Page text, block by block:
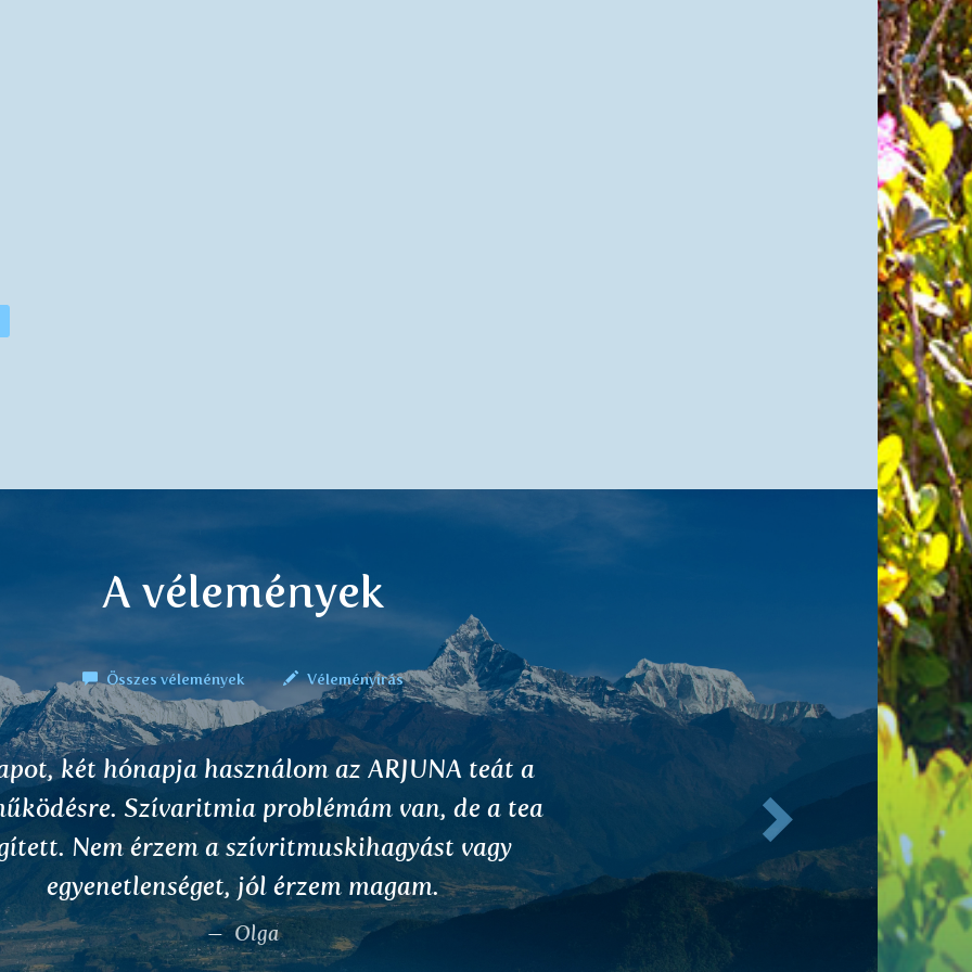
A vélemények
Összes vélemények Véleményírás
nagyszerűek. Lágyak, nem termelik
füstölők elviselhetetlen füstjét és
amitől úgy érzi az ember, mintha fuldokolna.
hogy valóban természetesek. És látom, hogy
vannak más, új fajták is.
Következő